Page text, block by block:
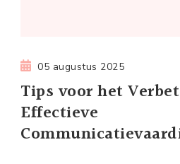
05 augustus 2025
Tips voor het
Effectieve